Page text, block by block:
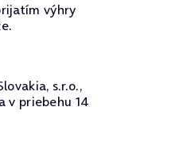
výhry
s.r.o.,
v priebehu 14